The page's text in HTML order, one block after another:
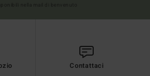
Contattaci